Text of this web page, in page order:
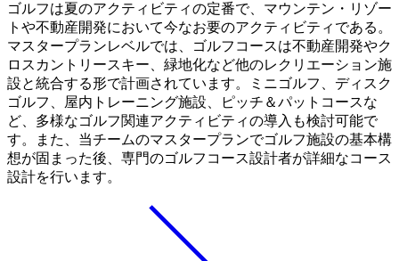
ゴルフは夏のアクティビティの定番で、マウンテン・リゾー
トや不動産開発において今なお要のアクティビティである。
マスタープランレベルでは、ゴルフコースは不動産開発やク
ロスカントリースキー、緑地化など他のレクリエーション施
設と統合する形で計画されています。ミニゴルフ、ディスク
ゴルフ、屋内トレーニング施設、ピッチ＆パットコースな
ど、多様なゴルフ関連アクティビティの導入も検討可能で
す。また、当チームのマスタープランでゴルフ施設の基本構
想が固まった後、専門のゴルフコース設計者が詳細なコース
設計を行います。